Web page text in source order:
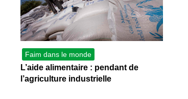
Faim dans le monde
L’aide alimentaire : pendant de
l’agriculture industrielle